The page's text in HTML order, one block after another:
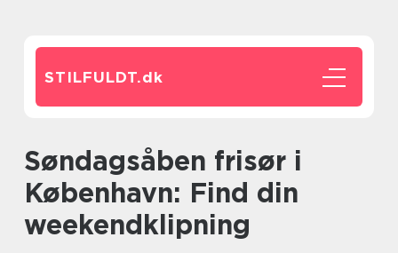
STILFULDT.dk
Søndagsåben frisør i
København: Find din
weekendklipning